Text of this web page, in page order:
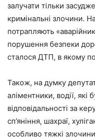
залучати тільки
кримінальні злочини.
потрапляють
порушення безпеки
сталося ДТП, в якому
Також, на думку
аліментники, водії, які
відповідальності за
сп’яніння, шахраї,
особливо тяжкі